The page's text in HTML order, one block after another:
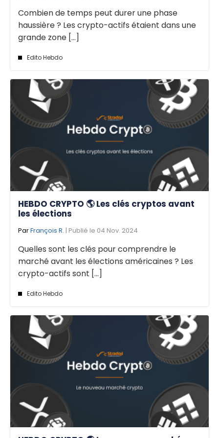
Combien de temps peut durer une phase
haussière ? Les crypto-actifs étaient dans une
grande zone [...]
Edito Hebdo
HEBDO CRYPTO 🌎 Les clés cryptos avant
les élections
ParFrançois R. | Publié le 04 Nov. 2024
Quelles sont les clés pour comprendre le
marché avant les élections américaines ? Les
crypto-actifs sont [...]
Edito Hebdo